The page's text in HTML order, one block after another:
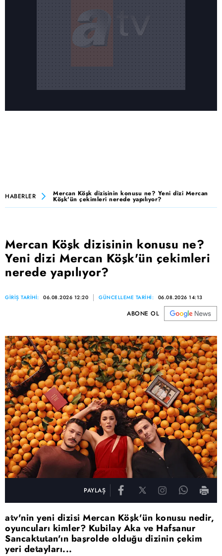
HABERLER Mercan Köşk dizisinin konusu ne? Yeni dizi Mercan
Köşk'ün çekimleri nerede yapılıyor?
Mercan Köşk dizisinin konusu ne?
Yeni dizi Mercan Köşk'ün çekimleri
nerede yapılıyor?
GİRİŞ TARİHİ: 06.08.2026 12:20 GÜNCELLEME TARİHİ: 06.08.2026 14:13
ABONE OL
PAYLAŞ
atv'nin yeni dizisi Mercan Köşk'ün konusu nedir,
oyuncuları kimler? Kubilay Aka ve Hafsanur
Sancaktutan'ın başrolde olduğu dizinin çekim
yeri detayları...